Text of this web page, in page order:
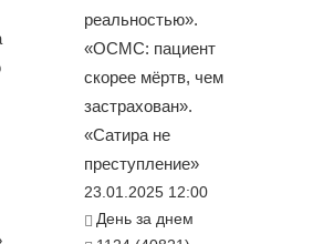
реальностью».
«ОСМС: пациент
скорее мёртв, чем
застрахован».
«Сатира не
преступление»
23.01.2025 12:00
День за днем